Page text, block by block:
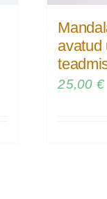
avatud
25,00€